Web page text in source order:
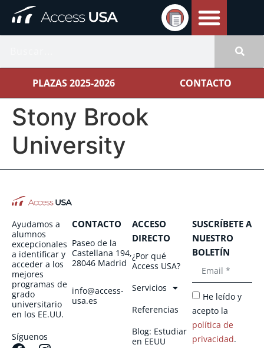
PLAZAS 2025-2026 CONTACTO
Stony Brook
University
Ayudamos a
alumnos
excepcionales
a identificar y
acceder a los
mejores
programas de
grado
universitario
en los EE.UU.
Síguenos
CONTACTO
Paseo de la
Castellana 194,
28046 Madrid
info@access-
usa.es
ACCESO
DIRECTO
¿Por qué
Access USA?
Servicios
Referencias
Blog: Estudiar
en EEUU
SUSCRÍBETE A
NUESTRO
BOLETÍN
He leído y
acepto la
política de
privacidad.